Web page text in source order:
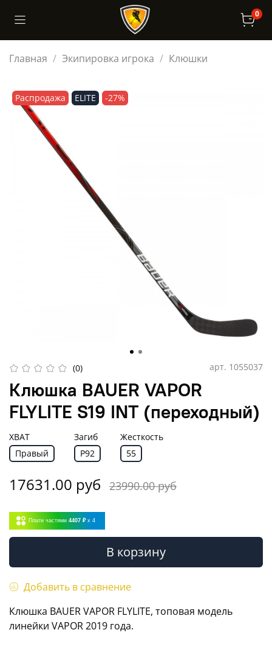
0
Главная Экипировка игрока Клюшки
Распродажа ELITE -27%
(0) арт. 1055037
Клюшка BAUER VAPOR
FLYLITE S19 INT (переходный)
ХВАТ
Правый
Загиб
P92
Жесткость
55
17631.00 руб 23990.00 руб
Плати частями 4407 ₽ x 4
В корзину
Добавить в сравнение
Клюшка BAUER VAPOR FLYLITE, топовая модель
линейки VAPOR 2019 года.